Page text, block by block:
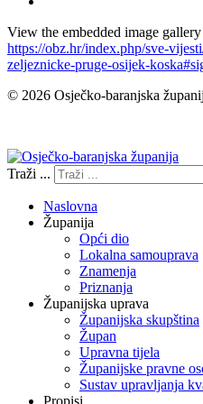
View the embedded image
https://obz.hr/index.php/sve-
zeljeznicke-pruge-osijek-
© 2026 Osječko-baranjska
Traži ...
Naslovna
Županija
Opći dio
Lokalna samouprava
Znamenja
Priznanja
Županijska uprava
Županijska skupština
Župan
Upravna tijela
Županijske pravne
Sustav upravljanja
Propisi